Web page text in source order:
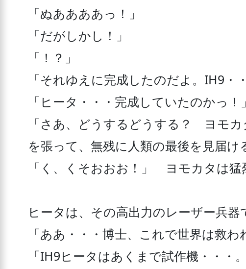
「ぬああああっ！」
「だがしかし！」
「！？」
「それゆえに完成したのだよ。IH9・
「ヒータ・・・完成していたのかっ！」
「さあ、どうするどうする？　ヨモ
を張って、無残に人類の最後を見届け
「く、くそおおお！」　ヨモカタは
ヒータは、その高出力のレーザー兵器
「ああ・・・博士、これで世界は救
「IH9ヒータはあくまで試作機・・